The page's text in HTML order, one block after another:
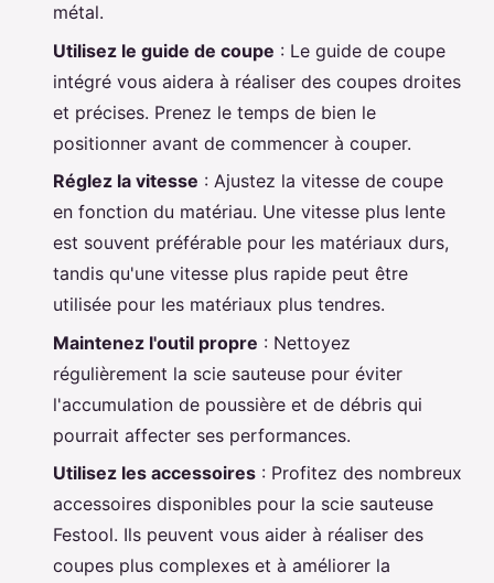
métal.
Utilisez le guide de coupe : Le guide de coupe
intégré vous aidera à réaliser des coupes droites
et précises. Prenez le temps de bien le
positionner avant de commencer à couper.
Réglez la vitesse : Ajustez la vitesse de coupe
en fonction du matériau. Une vitesse plus lente
est souvent préférable pour les matériaux durs,
tandis qu'une vitesse plus rapide peut être
utilisée pour les matériaux plus tendres.
Maintenez l'outil propre : Nettoyez
régulièrement la scie sauteuse pour éviter
l'accumulation de poussière et de débris qui
pourrait affecter ses performances.
Utilisez les accessoires : Profitez des nombreux
accessoires disponibles pour la scie sauteuse
Festool. Ils peuvent vous aider à réaliser des
coupes plus complexes et à améliorer la